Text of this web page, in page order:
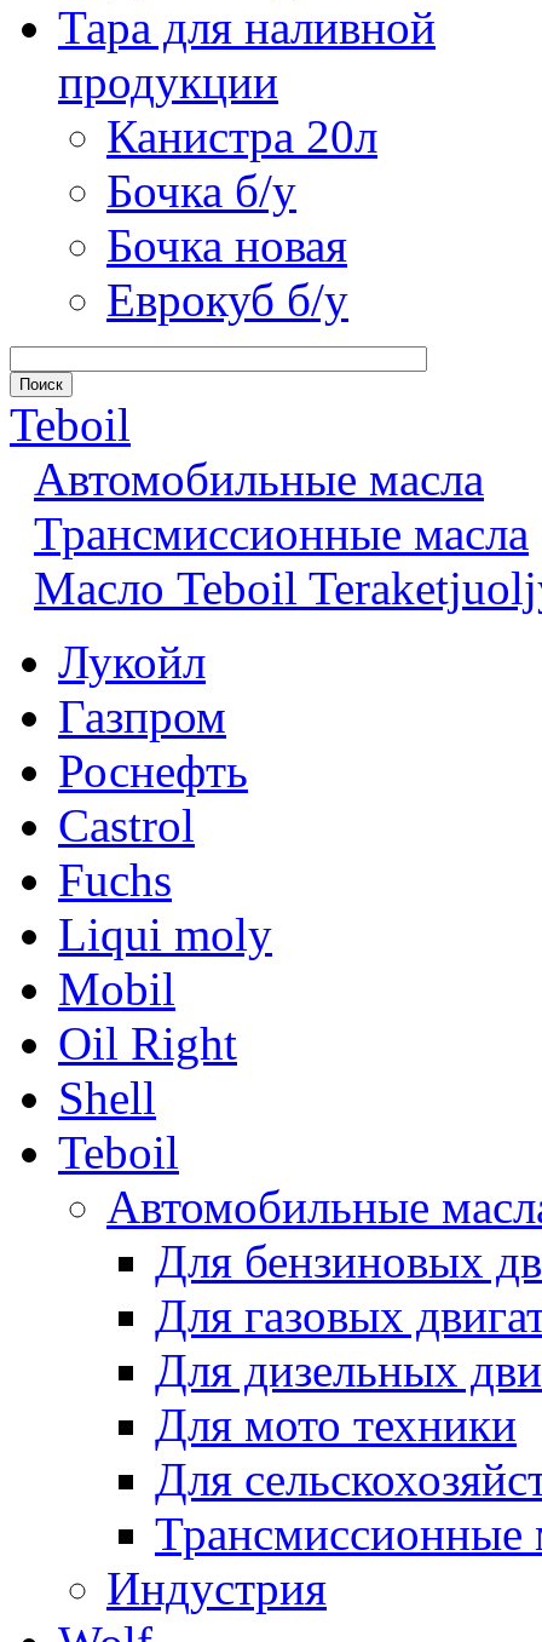
Тара для наливной
продукции
Канистра 20л
Бочка б/у
Бочка новая
Еврокуб б/у
Teboil
Автомобильные масла
Трансмиссионные масла
Масло Teboil
Лукойл
Газпром
Роснефть
Castrol
Fuchs
Liqui moly
Mobil
Oil Right
Shell
Teboil
Автомобильные
Для бензиновых
Для газовых
Для дизельных
Для мото техники
Для
Трансмиссионные
Индустрия